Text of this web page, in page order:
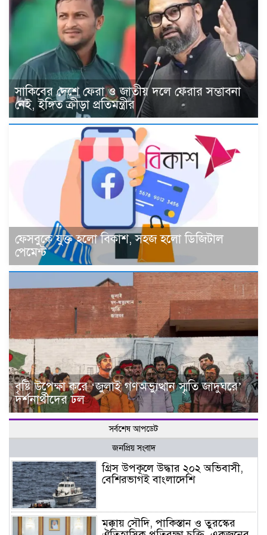
সাকিবের দেশে ফেরা ও জাতীয় দলে ফেরার সম্ভাবনা
নেই, ইঙ্গিত ক্রীড়া প্রতিমন্ত্রীর
ফেসবুকে যুক্ত হলো বিকাশ, সহজ হলো ডিজিটাল
পেমেন্ট
বৃষ্টি উপেক্ষা করে ‘জুলাই গণঅভ্যুত্থান স্মৃতি জাদুঘরে’
দর্শনার্থীদের ঢল
সর্বশেষ আপডেট
জনপ্রিয় সংবাদ
গ্রিস উপকূলে উদ্ধার ২০২ অভিবাসী,
বেশিরভাগই বাংলাদেশি
মক্কায় সৌদি, পাকিস্তান ও তুরস্কের